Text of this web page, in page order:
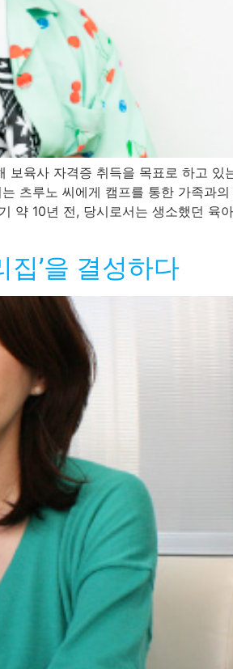
육사 자격증 취득을 목표로 하고 있
츠루노 씨에게 캠프를 통한 가족과
10년 전, 당시로서는 생소했던 육
’을 결성하다